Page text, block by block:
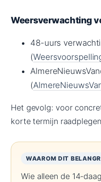
Weersverwachting
48-uurs
(
(
Het gevolg: voor
korte termijn
WAAROM DIT
Wie alleen de 14-